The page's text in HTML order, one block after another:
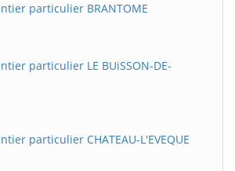
particulier BRANTOME
particulier LE BUiSSON-DE-
particulier CHATEAU-L'EVEQUE